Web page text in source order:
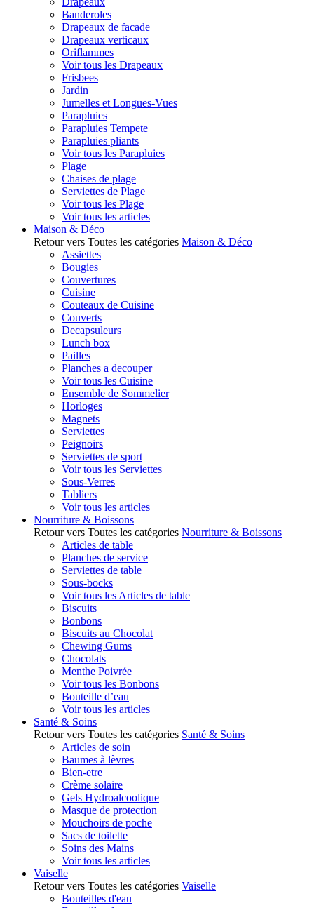
Banderoles
Drapeaux de facade
Drapeaux verticaux
Oriflammes
Voir tous les Drapeaux
Frisbees
Jardin
Jumelles et Longues-Vues
Parapluies
Parapluies Tempete
Parapluies pliants
Voir tous les Parapluies
Plage
Chaises de plage
Serviettes de Plage
Voir tous les Plage
Voir tous les articles
Maison & Déco
Retour vers Toutes les catégories Maison & Déco
Assiettes
Bougies
Couvertures
Cuisine
Couteaux de Cuisine
Couverts
Decapsuleurs
Lunch box
Pailles
Planches a decouper
Voir tous les Cuisine
Ensemble de Sommelier
Horloges
Magnets
Serviettes
Peignoirs
Serviettes de sport
Voir tous les Serviettes
Sous-Verres
Tabliers
Voir tous les articles
Nourriture & Boissons
Retour vers Toutes les catégories Nourriture & Boissons
Articles de table
Planches de service
Serviettes de table
Sous-bocks
Voir tous les Articles de table
Biscuits
Bonbons
Biscuits au Chocolat
Chewing Gums
Chocolats
Menthe Poivrée
Voir tous les Bonbons
Bouteille d’eau
Voir tous les articles
Santé & Soins
Retour vers Toutes les catégories Santé & Soins
Articles de soin
Baumes à lèvres
Bien-etre
Crème solaire
Gels Hydroalcoolique
Masque de protection
Mouchoirs de poche
Sacs de toilette
Soins des Mains
Voir tous les articles
Vaiselle
Retour vers Toutes les catégories Vaiselle
Bouteilles d'eau